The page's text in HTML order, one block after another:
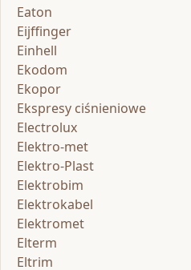
Eaton
Eijffinger
Einhell
Ekodom
Ekopor
Ekspresy ciśnieniowe
Electrolux
Elektro-met
Elektro-Plast
Elektrobim
Elektrokabel
Elektromet
Elterm
Eltrim